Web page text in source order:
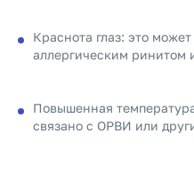
Краснота глаз: это
аллергическим ринитом
Повышенная
связано с ОРВИ или